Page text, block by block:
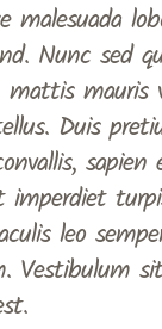
malesuada
Nunc sed
mattis mauris
Duis
imperdiet
leo
Vestibulum